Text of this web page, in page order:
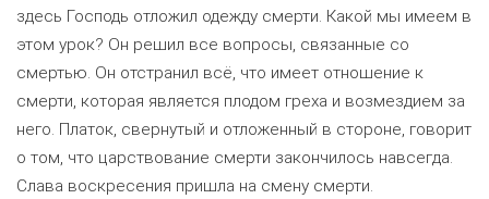
здесь Господь отложил одежду смерти. Какой мы имеем в
этом урок? Он решил все вопросы, связанные со
смертью. Он отстранил всё, что имеет отношение к
смерти, которая является плодом греха и возмездием за
него. Платок, свернутый и отложенный в стороне, говорит
о том, что царствование смерти закончилось навсегда.
Слава воскресения пришла на смену смерти.